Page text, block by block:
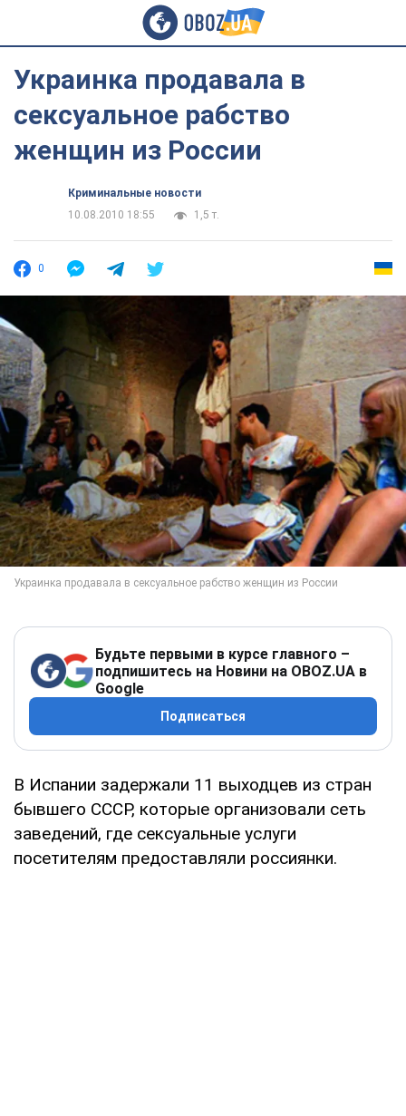
Украинка продавала в
сексуальное рабство
женщин из России
Криминальные новости
10.08.2010 18:55
1,5 т.
0
Будьте первыми в курсе главного –
подпишитесь на Новини на OBOZ.UA в
Google
Подписаться
В Испании задержали 11 выходцев из стран
бывшего СССР, которые организовали сеть
заведений, где сексуальные услуги
посетителям предоставляли россиянки.